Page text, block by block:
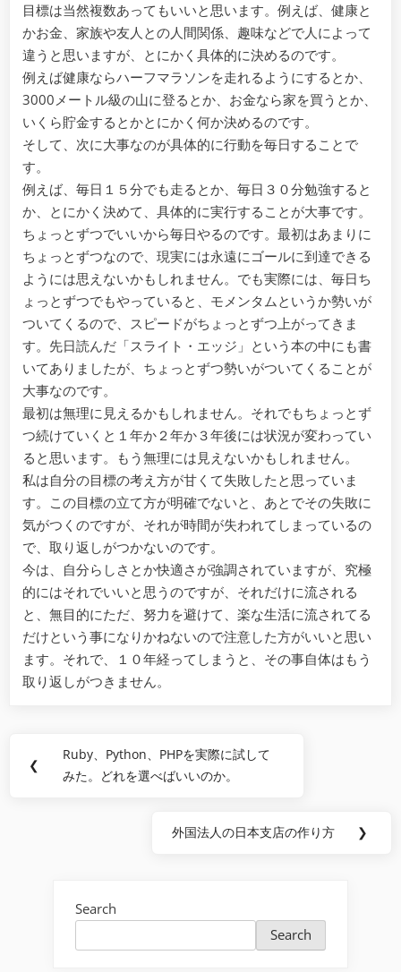
目標は当然複数あってもいいと思います。例えば、健康と
かお金、家族や友人との人間関係、趣味などで人によって
違うと思いますが、とにかく具体的に決めるのです。
例えば健康ならハーフマラソンを走れるようにするとか、
3000メートル級の山に登るとか、お金なら家を買うとか、
いくら貯金するとかとにかく何か決めるのです。
そして、次に大事なのが具体的に行動を毎日することで
す。
例えば、毎日１５分でも走るとか、毎日３０分勉強すると
か、とにかく決めて、具体的に実行することが大事です。
ちょっとずつでいいから毎日やるのです。最初はあまりに
ちょっとずつなので、現実には永遠にゴールに到達できる
ようには思えないかもしれません。でも実際には、毎日ち
ょっとずつでもやっていると、モメンタムというか勢いが
ついてくるので、スピードがちょっとずつ上がってきま
す。先日読んだ「スライト・エッジ」という本の中にも書
いてありましたが、ちょっとずつ勢いがついてくることが
大事なのです。
最初は無理に見えるかもしれません。それでもちょっとず
つ続けていくと１年か２年か３年後には状況が変わってい
ると思います。もう無理には見えないかもしれません。
私は自分の目標の考え方が甘くて失敗したと思っていま
す。この目標の立て方が明確でないと、あとでその失敗に
気がつくのですが、それが時間が失われてしまっているの
で、取り返しがつかないのです。
今は、自分らしさとか快適さが強調されていますが、究極
的にはそれでいいと思うのですが、それだけに流される
と、無目的にただ、努力を避けて、楽な生活に流されてる
だけという事になりかねないので注意した方がいいと思い
ます。それで、１０年経ってしまうと、その事自体はもう
取り返しがつきません。
navigation
❮
Previous
Post:
Ruby、Python、PHPを実際に試して
みた。どれを選べばいいのか。
Next
外国法人の日本支店の作り方 ❯
Search
Search